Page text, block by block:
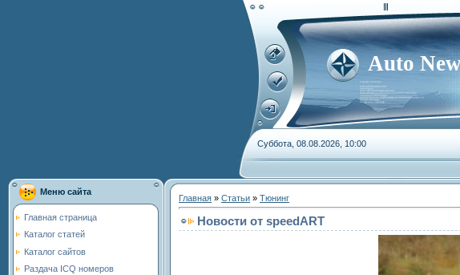
Auto
Суббота, 08.08.2026, 10:00
Меню сайта
Главная страница
Каталог статей
Каталог сайтов
Раздача ICQ номеров
Главная » Статьи » Тюнинг
Новости от speedART